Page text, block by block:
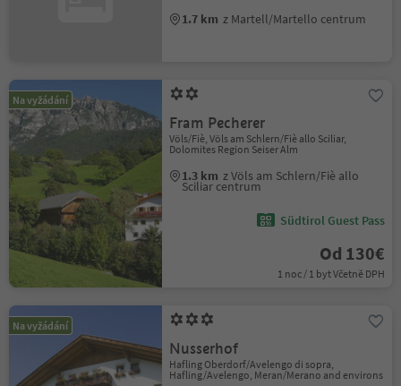
1.7 km z Martell/Martello centrum
Na vyžádání
Fram Pecherer
Völs/Fiè, Völs am Schlern/Fiè allo Sciliar,
Dolomites Region Seiser Alm
1.3 km z Völs am Schlern/Fiè allo
Sciliar centrum
Südtirol Guest Pass
Od 130€
1 noc / 1 byt Včetně DPH
Na vyžádání
Nusserhof
Hafling Oberdorf/Avelengo di sopra,
Hafling/Avelengo, Meran/Merano and environs